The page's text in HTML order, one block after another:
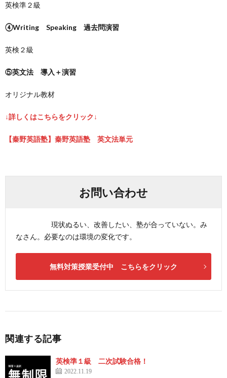
英検準２級
④Writing Speaking 過去問演習
英検２級
⑤英文法 導入＋演習
オリジナル教材
↓詳しくはこちらをクリック↓
【秦野英語塾】秦野英語塾 英文法単元
お問い合わせ
現状ぬるい、改善したい、塾が合っていない。み
なさん。必要なのは環境の変化です。
無料対策授業受付中 こちらをクリック
関連する記事
英検準１級 二次試験合格！
2022.11.19